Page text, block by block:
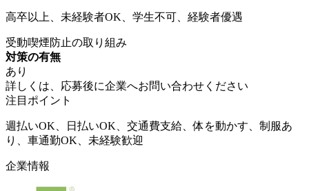
高卒以上、未経験者OK、学生不可、経験者優遇
受動喫煙防止の取り組み
対策の有無
あり
詳しくは、応募後に企業へお問い合わせください
注目ポイント
週払いOK、日払いOK、交通費支給、体を動かす、制服あ
り、車通勤OK、未経験歓迎
企業情報